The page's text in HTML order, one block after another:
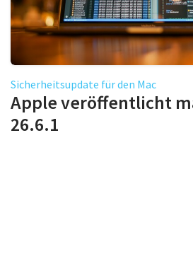
Sicherheitsupdate für den Mac
Apple veröffentlicht
26.6.1